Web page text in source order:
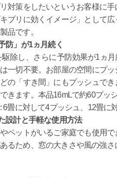
対策をしたいというお客様に
ブリに効くイメージ」として
品です。
防」が1ヵ月続く
除し、さらに予防効果が1ヵ
一切不要。お部屋の空間にプ
の「すき間」にもプッシュで
きます。本品16mLで約60プッ
6畳に対して4プッシュ、12畳に
設計と手軽な使用方法
ペットがいるご家庭でも使用
るため、窓の大きさや風の強さ